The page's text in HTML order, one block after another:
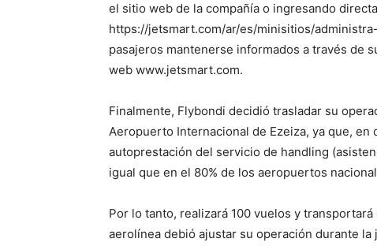
el sitio web de la compañía o ingresando
https://jetsmart.com/ar/es/minisitios/
pasajeros mantenerse informados a través de
web www.jetsmart.com.
Finalmente, Flybondi decidió trasladar su
Aeropuerto Internacional de Ezeiza, ya que, en
autoprestación del servicio de handling
igual que en el 80% de los aeropuertos
Por lo tanto, realizará 100 vuelos y
aerolínea debió ajustar su operación durante